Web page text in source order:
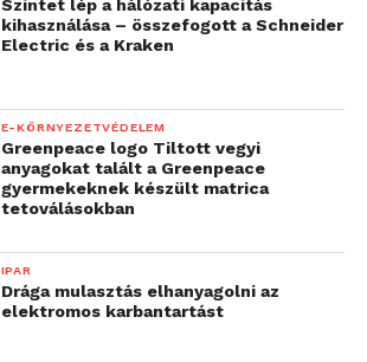
Szintet lép a hálózati kapacitás
kihasználása – összefogott a Schneider
Electric és a Kraken
E-KÖRNYEZETVÉDELEM
Greenpeace logo Tiltott vegyi
anyagokat talált a Greenpeace
gyermekeknek készült matrica
tetoválásokban
IPAR
Drága mulasztás elhanyagolni az
elektromos karbantartást